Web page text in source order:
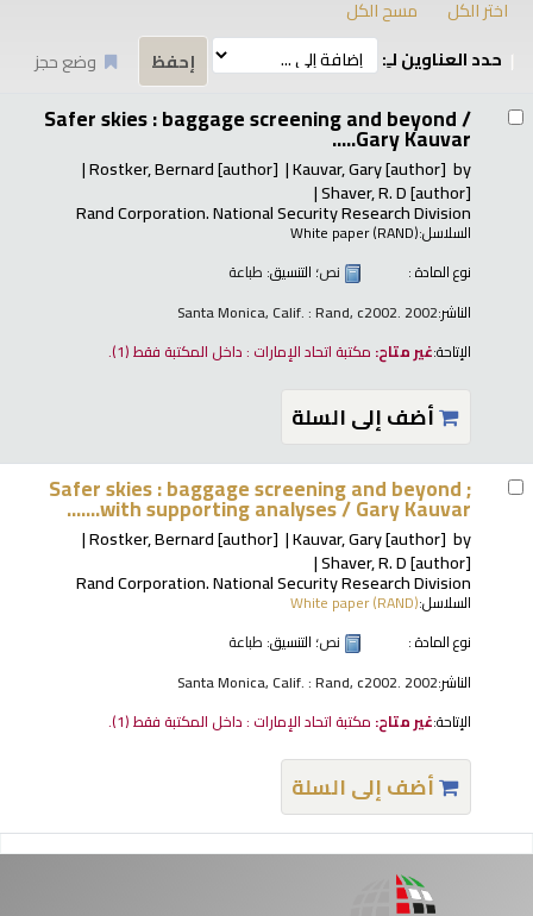
اختر الكل
مسح الكل
حدد العناوين لـِ:
وضع حجز
Safer skies : baggage screening and beyond /
Gary Kauvar.....
by
Kauvar, Gary[author]
Rostker, Bernard[author]
Shaver, R. D[author]
Rand Corporation. National Security Research Division
السلاسل:White paper (RAND)
نوع المادة :
نص؛ التنسيق: طباعة
الناشر:Santa Monica, Calif. : Rand, c2002. 2002
الإتاحة:غير متاح: مكتبة اتحاد الإمارات : داخل المكتبة فقط(1).
أضف إلى السلة
Safer skies : baggage screening and beyond ;
with supporting analyses /Gary Kauvar.......
by
Kauvar, Gary[author]
Rostker, Bernard[author]
Shaver, R. D[author]
Rand Corporation. National Security Research Division
السلاسل:White paper (RAND)
نوع المادة :
نص؛ التنسيق: طباعة
الناشر:Santa Monica, Calif. : Rand, c2002. 2002
الإتاحة:غير متاح: مكتبة اتحاد الإمارات : داخل المكتبة فقط(1).
أضف إلى السلة